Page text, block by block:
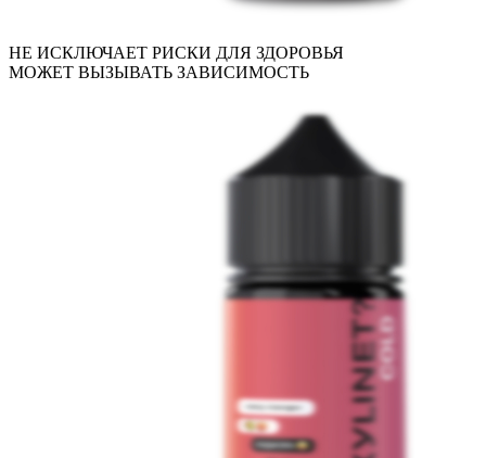
НЕ ИСКЛЮЧАЕТ РИСКИ ДЛЯ ЗДОРОВЬЯ
МОЖЕТ ВЫЗЫВАТЬ ЗАВИСИМОСТЬ